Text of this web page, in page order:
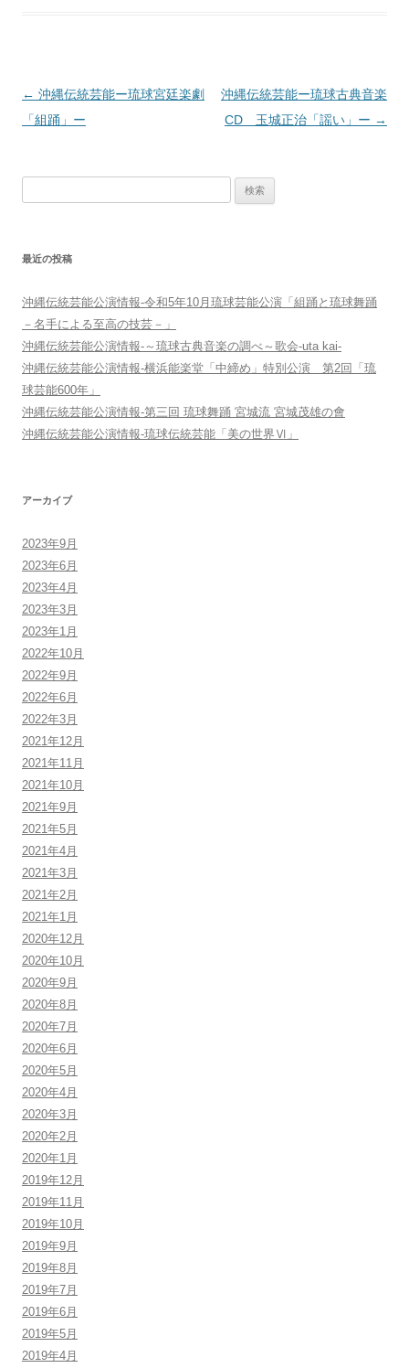
投
稿
ン
← 沖縄伝統芸能ー琉球宮廷楽劇
「組踊」ー
沖縄伝統芸能ー琉球古典音楽
CD 玉城正治「謡い」ー →
索:
最近の投稿
沖縄伝統芸能公演情報-令和5年10月琉球芸能公演「組踊と琉球舞踊
－名手による至高の技芸－」
沖縄伝統芸能公演情報-～琉球古典音楽の調べ～歌会-uta kai-
沖縄伝統芸能公演情報-横浜能楽堂「中締め」特別公演 第2回「琉
球芸能600年」
沖縄伝統芸能公演情報-第三回 琉球舞踊 宮城流 宮城茂雄の會
沖縄伝統芸能公演情報-琉球伝統芸能「美の世界Ⅵ」
アーカイブ
2023年9月
2023年6月
2023年4月
2023年3月
2023年1月
2022年10月
2022年9月
2022年6月
2022年3月
2021年12月
2021年11月
2021年10月
2021年9月
2021年5月
2021年4月
2021年3月
2021年2月
2021年1月
2020年12月
2020年10月
2020年9月
2020年8月
2020年7月
2020年6月
2020年5月
2020年4月
2020年3月
2020年2月
2020年1月
2019年12月
2019年11月
2019年10月
2019年9月
2019年8月
2019年7月
2019年6月
2019年5月
2019年4月